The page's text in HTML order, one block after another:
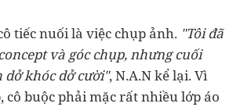
tiếc nuối là việc chụp ảnh. "Tôi đã
và góc chụp, nhưng cuối
khóc dở cười", N.A.N kể lại. Vì
cô buộc phải mặc rất nhiều lớp áo